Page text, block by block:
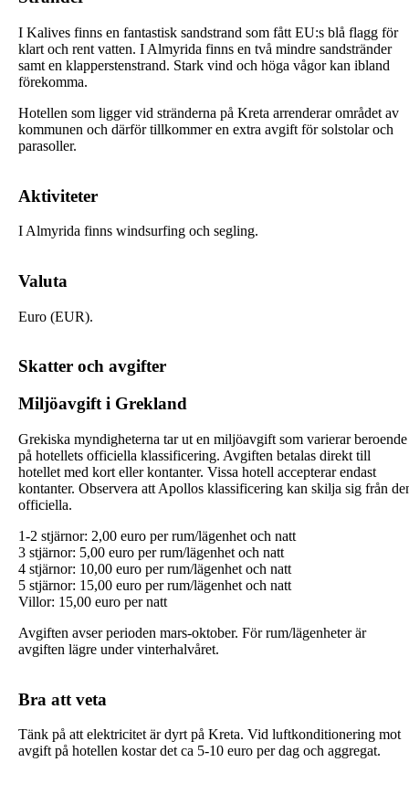
I Kalives finns en fantastisk sandstrand som fått EU:s blå flagg för
klart och rent vatten. I Almyrida finns en två mindre sandstränder
samt en klapperstenstrand. Stark vind och höga vågor kan ibland
förekomma.
Hotellen som ligger vid stränderna på Kreta arrenderar området av
kommunen och därför tillkommer en extra avgift för solstolar och
parasoller.
Aktiviteter
I Almyrida finns windsurfing och segling.
Valuta
Euro (EUR).
Skatter och avgifter
Miljöavgift i Grekland
Grekiska myndigheterna tar ut en miljöavgift som varierar beroende
på hotellets officiella klassificering. Avgiften betalas direkt till
hotellet med kort eller kontanter. Vissa hotell accepterar endast
kontanter. Observera att Apollos klassificering kan skilja sig från
officiella.
1-2 stjärnor: 2,00 euro per rum/lägenhet och natt
3 stjärnor: 5,00 euro per rum/lägenhet och natt
4 stjärnor: 10,00 euro per rum/lägenhet och natt
5 stjärnor: 15,00 euro per rum/lägenhet och natt
Villor: 15,00 euro per natt
Avgiften avser perioden mars-oktober. För rum/lägenheter är
avgiften lägre under vinterhalvåret.
Bra att veta
Tänk på att elektricitet är dyrt på Kreta. Vid luftkonditionering mot
avgift på hotellen kostar det ca 5-10 euro per dag och aggregat.